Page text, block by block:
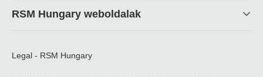
RSM Hungary weboldalak
Legal - RSM Hungary